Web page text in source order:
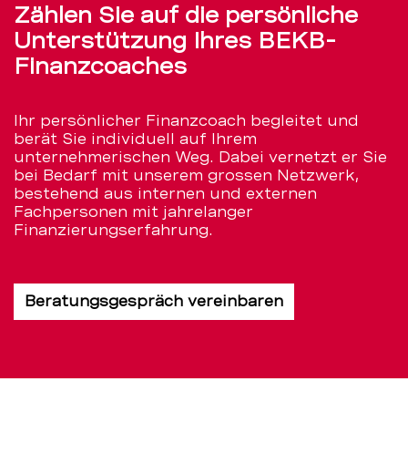
Zählen Sie auf die persönliche
Unterstützung Ihres BEKB-
Finanzcoaches
Ihr persönlicher Finanzcoach begleitet und
berät Sie individuell auf Ihrem
unternehmerischen Weg. Dabei vernetzt er Sie
bei Bedarf mit unserem grossen Netzwerk,
bestehend aus internen und externen
Fachpersonen mit jahrelanger
Finanzierungserfahrung.
Beratungsgespräch vereinbaren